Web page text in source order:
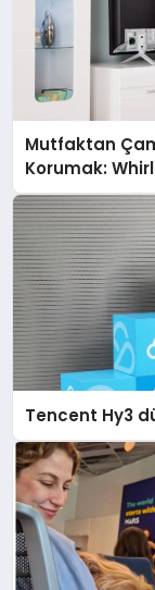
Mutfaktan
Korumak:
Destek
Tencent Hy3